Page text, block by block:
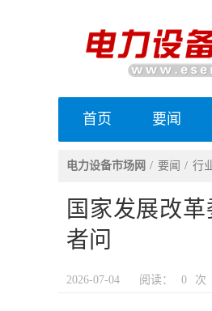
首页 要闻
电力设备市场网 要闻 行
国家发展改
者问
2026-07-04 阅读： 0 次